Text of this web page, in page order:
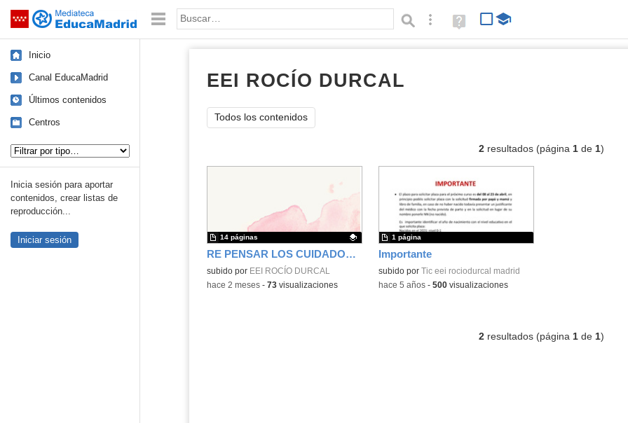
Saltar navegación Palabra o frase: Búsqueda avanzada
Ayuda
(en
Inicio
Canal EducaMadrid
Últimos contenidos
Centros
Inicia sesión para aportar
contenidos, crear listas de
reproducción...
Iniciar sesión
EEI ROCÍO DURCAL
Todos los contenidos
2resultados (página 1de 1)
RE PENSAR LOS CUIDADOS INDIVIDUALES EN LA ESCUELA INFANTIL
Contenido educativo.
subido por EEI ROCÍO DURCAL
14 páginas
-hace 2 meses- 73visualizaciones
Importante
subido por Tic eei rociodurcal madrid
1 página
-hace 5 años- 500visualizaciones
2resultados (página 1de 1)